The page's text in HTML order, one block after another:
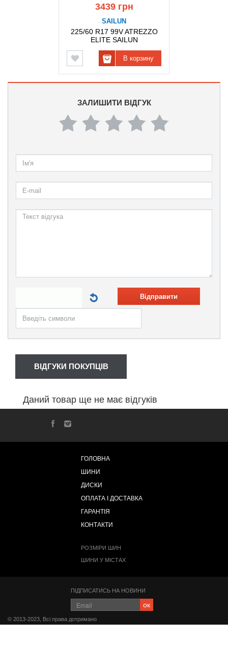
3439 грн
SAILUN
225/60 R17 99V ATREZZO
ELITE SAILUN
В корзину
ЗАЛИШИТИ ВІДГУК
Відправити
ВІДГУКИ ПОКУПЦІВ
Даний товар ще не має відгуків
ГОЛОВНА
ШИНИ
ДИСКИ
ОПЛАТА І ДОСТАВКА
ГАРАНТІЯ
КОНТАКТИ
РОЗМІРИ ШИН
ШИНИ У МІСТАХ
ПІДПИСАТИСЬ НА НОВИНИ
ок
© 2013-2023, Всі права дотримано